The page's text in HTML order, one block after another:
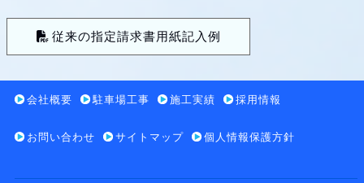
従来の指定請求書用紙記入例
会社概要 駐車場工事 施工実績 採用情報
お問い合わせ サイトマップ 個人情報保護方針